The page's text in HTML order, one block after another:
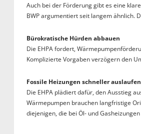
Auch bei der Förderung gibt es eine
BWP argumentiert seit langem ähnlich.
Bürokratische Hürden abbauen
Die EHPA fordert,
Komplizierte Vorgaben verzögern den
Fossile Heizungen schneller
Die EHPA plädiert dafür, den Ausstieg
Wärmepumpen brauchen langfristige
diejenigen, die bei Öl- und